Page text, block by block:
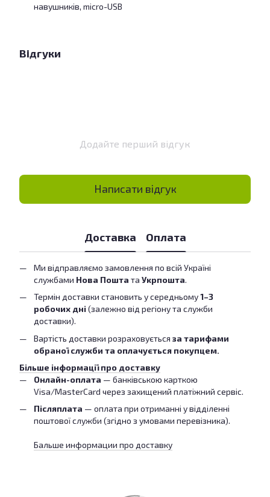
навушників, micro-USB
Відгуки
Додайте перший відгук
Написати відгук
Доставка Оплата
Ми відправляємо замовлення по всій Україні
службами Нова Пошта та Укрпошта.
Термін доставки становить у середньому1–3
робочих дні(залежно від регіону та служби
доставки).
Вартість доставки розраховується за тарифами
обраної служби та оплачується покупцем.
Більше інформації про доставку
Онлайн-оплата — банківською карткою
Visa/MasterCard через захищений платіжний сервіс.
Післяплата — оплата при отриманні у відділенні
поштової служби (згідно з умовами перевізника).
Бальше информации про доставку